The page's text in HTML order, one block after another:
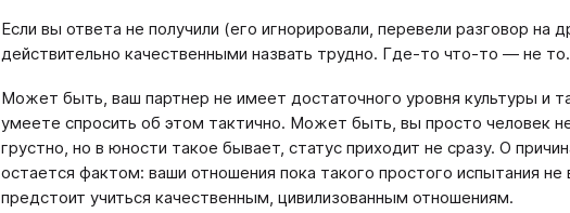
Если вы ответа не получили (его игнорировали, перевели разговор
действительно качественными назвать трудно. Где-то что-то — не то.
Может быть, ваш партнер не имеет достаточного уровня культуры и
умеете спросить об этом тактично. Может быть, вы просто человек
грустно, но в юности такое бывает, статус приходит не сразу. О
остается фактом: ваши отношения пока такого простого испытания
предстоит учиться качественным, цивилизованным отношениям.